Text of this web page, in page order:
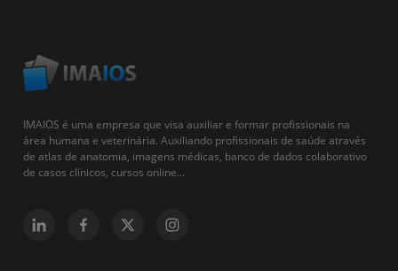
IMAIOS é uma empresa que visa auxiliar e formar profissionais na
área humana e veterinária. Auxiliando profissionais de saúde através
de atlas de anatomia, imagens médicas, banco de dados colaborativo
de casos clínicos, cursos online...